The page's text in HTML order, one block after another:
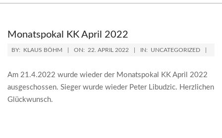
Navigation
Monatspokal KK April 2022
BY: KLAUS BÖHM ON: 22. APRIL 2022 IN: UNCATEGORIZED
Am 21.4.2022 wurde wieder der Monatspokal KK April 2022
ausgeschossen. Sieger wurde wieder Peter Libudzic. Herzlichen
Glückwunsch.